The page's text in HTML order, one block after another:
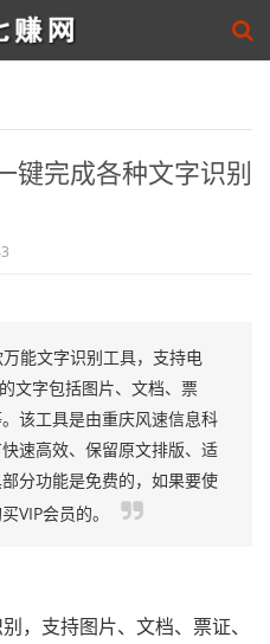
键完成各种文字识别
能文字识别工具，支持电
文字包括图片、文档、票
该工具是由重庆风速信息科
速高效、保留原文排版、适
分功能是免费的，如果要使
VIP会员的。
支持图片、文档、票证、